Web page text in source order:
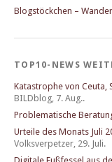
Blogstöckchen –
TOP10-NEWS
Katastrophe von Ceuta,
BILDblog 7. Aug..
Problematische
Urteile des Monats Juli
Volksverpetzer 29. Juli.